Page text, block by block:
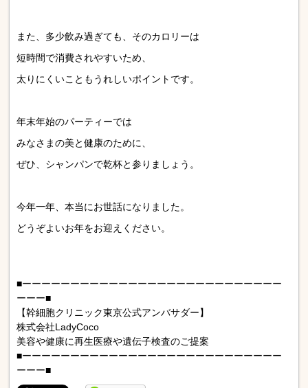
また、多少飲み過ぎても、そのカロリーは
短時間で消費されやすいため、
太りにくいこともうれしいポイントです。
年末年始のパーティーでは
みなさまの美と健康のために、
ぜひ、シャンパンで乾杯と参りましょう。
今年一年、本当にお世話になりました。
どうぞよいお年をお迎えください。
■ーーーーーーーーーーーーーーーーーーーーーーーーーーー
ーーー■
【幹細胞クリニック東京公式アンバサダー】
株式会社LadyCoco
美容や健康に再生医療や遺伝子検査のご提案
■ーーーーーーーーーーーーーーーーーーーーーーーーーーー
ーーー■